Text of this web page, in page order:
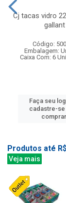
Cj tacas vidro
gallant
Código:
Embalagem:
Caixa Com: 6
Faça seu
cadastre-se
comprar.
Produtos até
Veja mais